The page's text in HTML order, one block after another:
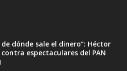
dónde sale el dinero”: Héctor
espectaculares del PAN